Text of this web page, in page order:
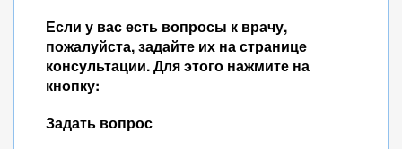
Если у вас есть вопросы к врачу,
пожалуйста, задайте их на странице
консультации. Для этого нажмите на
кнопку:
Задать вопрос